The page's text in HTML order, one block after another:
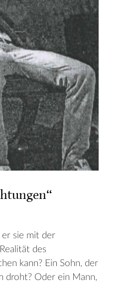
er sie mit der
des
kann? Ein Sohn, der
droht? Oder ein Mann,